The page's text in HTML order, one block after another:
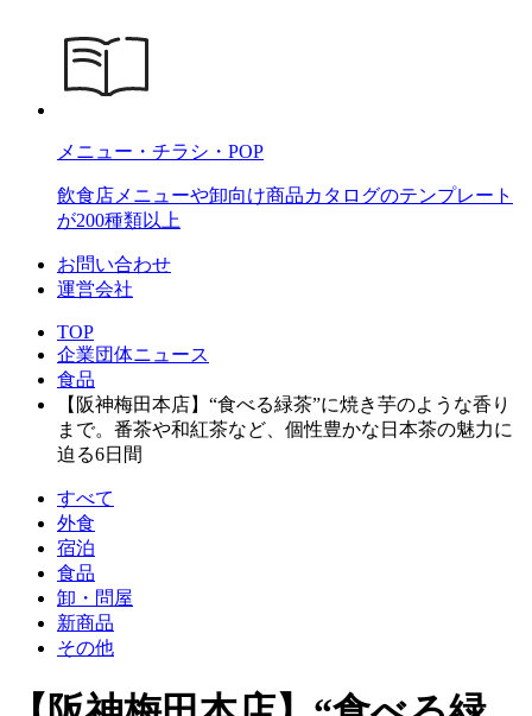
メニュー・チラシ・POP
飲食店メニューや卸向け商品カタログのテンプレート
が200種類以上
お問い合わせ
運営会社
TOP
企業団体ニュース
食品
【阪神梅田本店】“食べる緑茶”に焼き芋のような香り
まで。番茶や和紅茶など、個性豊かな日本茶の魅力に
迫る6日間
すべて
外食
宿泊
食品
卸・問屋
新商品
その他